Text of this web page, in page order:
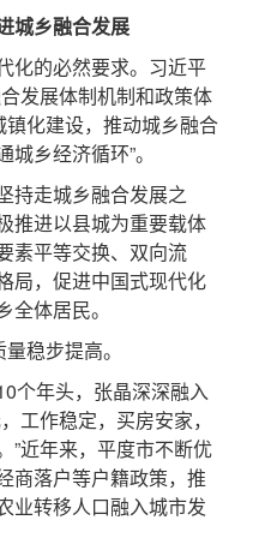
城乡融合发展
的必然要求。习近平
发展体制机制和政策体
镇化建设，推动城乡融合
乡经济循环”。
走城乡融合发展之
推进以县城为重要载体
素平等交换、双向流
局，促进中国式现代化
体居民。
稳步提高。
年头，张晶深深融入
工作稳定，买房安家，
”近年来，平度市不断优
商落户等户籍政策，推
业转移人口融入城市发